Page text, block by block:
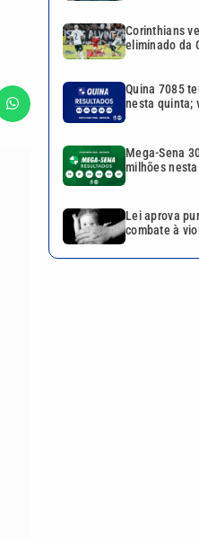
Corinthians
eliminado da
Quina 7085
nesta quinta;
Mega-Sena
milhões
Lei aprova
combate à